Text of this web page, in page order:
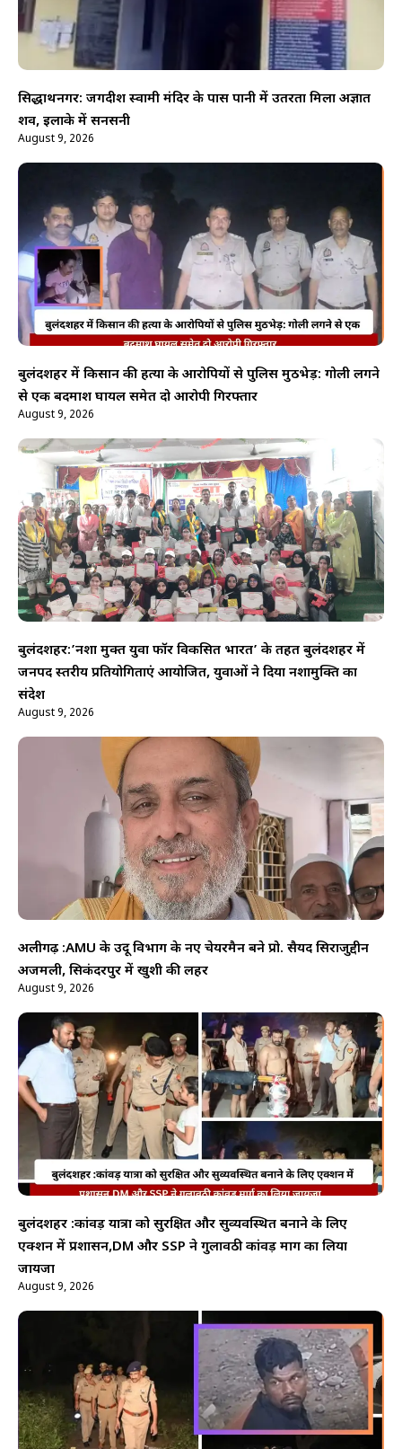
सिद्धार्थनगर: जगदीश स्वामी मंदिर के पास पानी में उतरता मिला अज्ञात
शव, इलाके में सनसनी
August 9, 2026
बुलंदशहर में किसान की हत्या के आरोपियों से पुलिस मुठभेड़: गोली लगने
से एक बदमाश घायल समेत दो आरोपी गिरफ्तार
August 9, 2026
बुलंदशहर:’नशा मुक्त युवा फॉर विकसित भारत’ के तहत बुलंदशहर में
जनपद स्तरीय प्रतियोगिताएं आयोजित, युवाओं ने दिया नशामुक्ति का
संदेश
August 9, 2026
अलीगढ़ :AMU के उर्दू विभाग के नए चेयरमैन बने प्रो. सैयद सिराजुद्दीन
अजमली, सिकंदरपुर में खुशी की लहर
August 9, 2026
बुलंदशहर :कांवड़ यात्रा को सुरक्षित और सुव्यवस्थित बनाने के लिए
एक्शन में प्रशासन,DM और SSP ने गुलावठी कांवड़ मार्ग का लिया
जायजा
August 9, 2026